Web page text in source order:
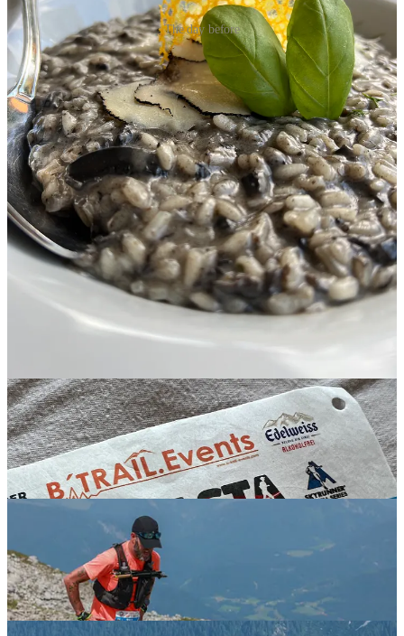
The day before
Hoe ging het?
Zoals je in de intro al kon lezen, had ik het zwaar. Heel zwaar.
Zwaarder dan ik had verwacht. Met de tijden die ik tijdens mijn
trainingen neerzette in een gelijkwaardige setting qua technische
aspecten, afstanden en hoogtemeters, zou ik een resultaat van rond
de 5 uur neer kunnen zetten. Zelfs met die 60/70% fitheid.
Het liep echter anders. Het werden 6 uren, 10 minuten en 30
seconden. (bruto, netto kom ik net onder de 6 uur) En geen 25
kilometers en 2.700 hoogtemeters, maar 17 kilometers en 1.800
hoogtemeters.
De Kaiserkrone Trail was letterlijk één berg te hoog gegrepen. Eén
berg te ver.
Want… het eerste cut-off point haalde ik mooi op tijd. De top van de
lange afdaling beginnen, om vervolgens naar de tweede top te
klimmen. Ik zou nog een uur hebben voor de afdaling, tot het
tweede cut-off point. Volgens de wedstrijdleiding was er zeker 1,5
uur nodig voor de afdaling. En dus, zou het tweede cut-off point niet
gehaald worden. Wat zou resulteren in een DNF.
HET TRAUMA!